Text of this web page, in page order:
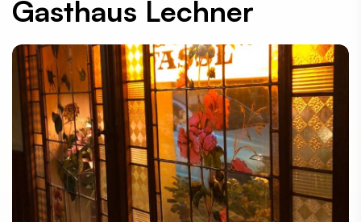
Gasthaus Lechner